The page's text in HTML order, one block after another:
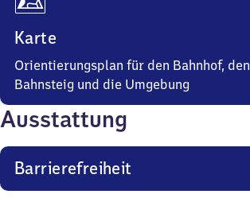
Karte
Orientierungsplan für den Bahnhof, den
Bahnsteig und die Umgebung
Ausstattung
Barrierefreiheit